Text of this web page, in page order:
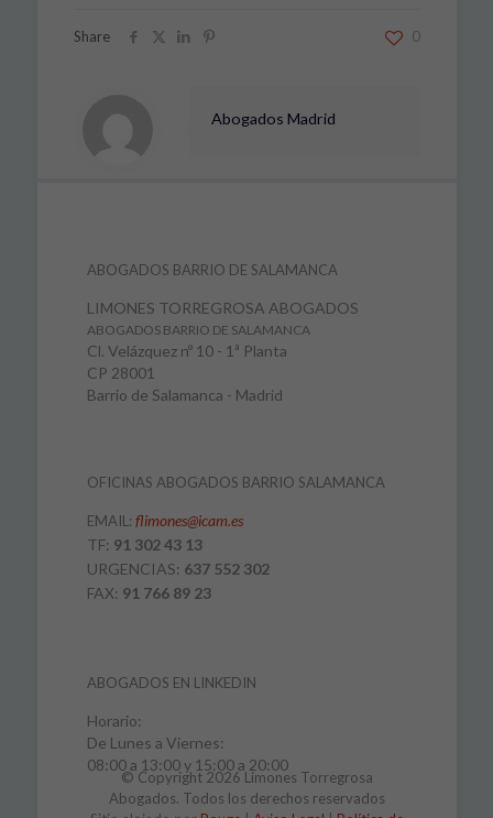
Share 0
Abogados Madrid
ABOGADOS BARRIO DE SALAMANCA
LIMONES TORREGROSA ABOGADOS
ABOGADOS BARRIO DE SALAMANCA
Cl. Velázquez nº 10 - 1ª Planta
CP 28001
Barrio de Salamanca - Madrid
OFICINAS ABOGADOS BARRIO SALAMANCA
EMAIL: flimones@icam.es
TF: 91 302 43 13
URGENCIAS: 637 552 302
FAX: 91 766 89 23
ABOGADOS EN LINKEDIN
Horario:
De Lunes a Viernes:
08:00 a 13:00 y 15:00 a 20:00
© Copyright 2026 Limones Torregrosa
Abogados. Todos los derechos reservados